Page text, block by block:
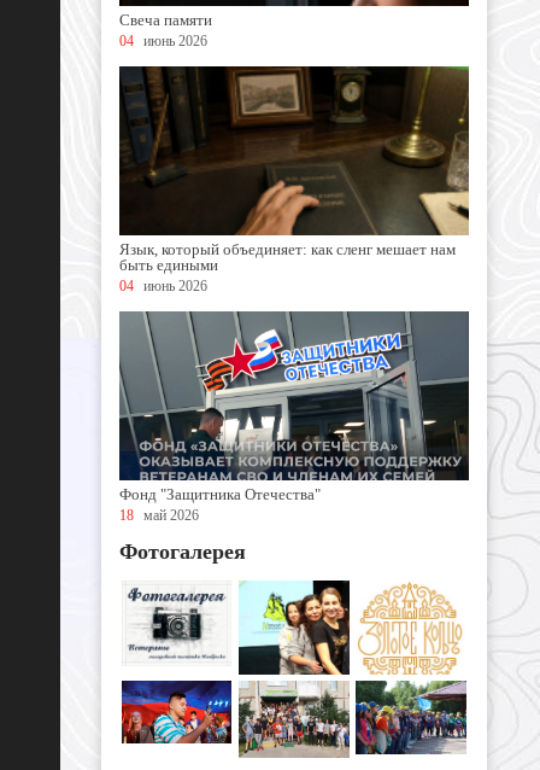
Свеча памяти
04 июнь 2026
Язык, который объединяет: как сленг мешает нам
быть едиными
04 июнь 2026
Фонд "Защитника Отечества"
18 май 2026
Фотогалерея